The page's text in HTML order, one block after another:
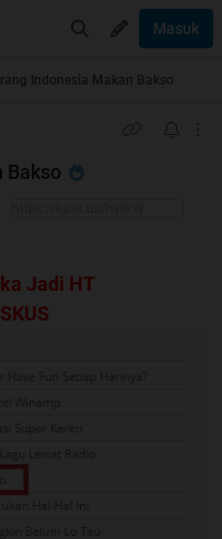
Masuk
Indonesia Makan Bakso
Bakso
Jadi HT